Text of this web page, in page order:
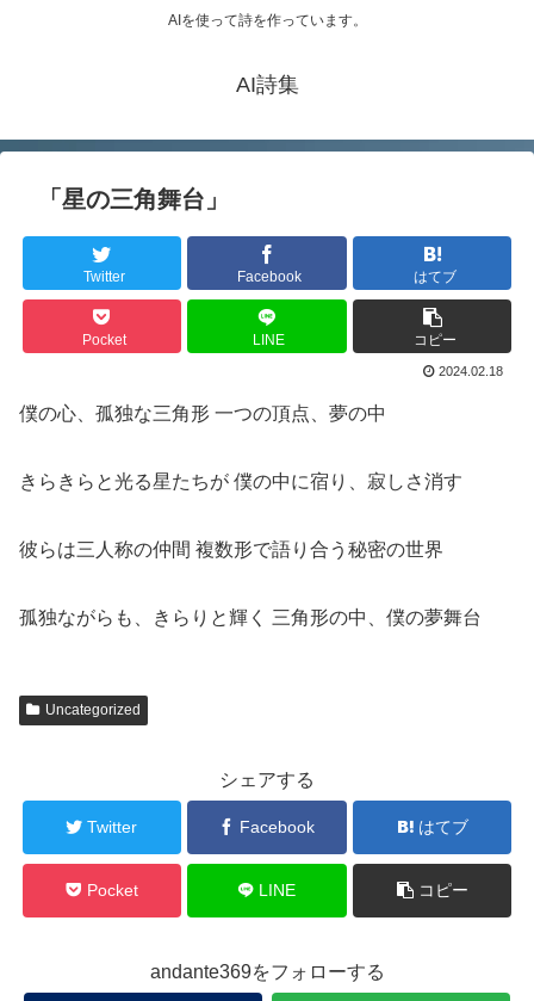
AIを使って詩を作っています。
AI詩集
「星の三角舞台」
Twitter Facebook はてブ
Pocket LINE コピー
2024.02.18
僕の心、孤独な三角形 一つの頂点、夢の中
きらきらと光る星たちが 僕の中に宿り、寂しさ消す
彼らは三人称の仲間 複数形で語り合う秘密の世界
孤独ながらも、きらりと輝く 三角形の中、僕の夢舞台
Uncategorized
シェアする
Twitter Facebook はてブ
Pocket LINE コピー
andante369をフォローする